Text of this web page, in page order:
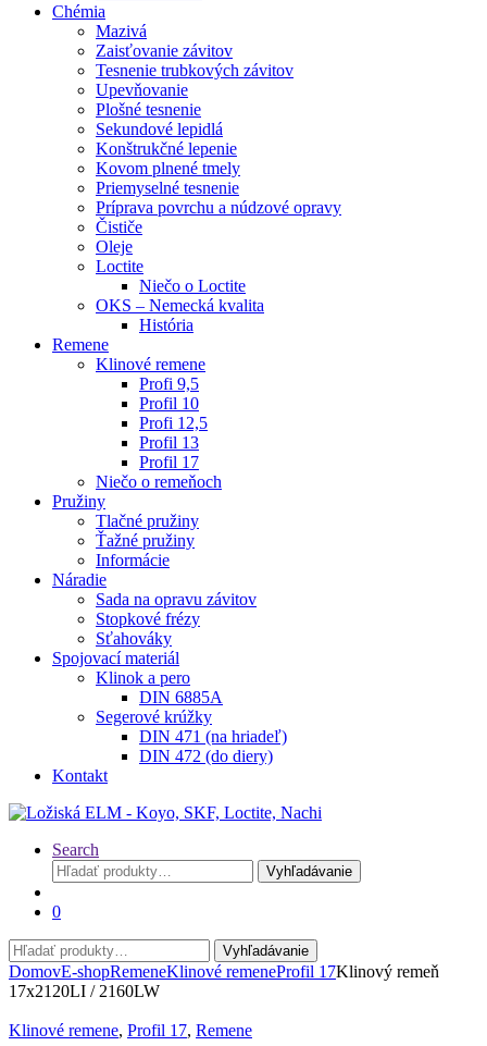
Chémia
Mazivá
Zaisťovanie závitov
Tesnenie trubkových závitov
Upevňovanie
Plošné tesnenie
Sekundové lepidlá
Konštrukčné lepenie
Kovom plnené tmely
Priemyselné tesnenie
Príprava povrchu a núdzové opravy
Čističe
Oleje
Loctite
Niečo o Loctite
OKS – Nemecká kvalita
História
Remene
Klinové remene
Profi 9,5
Profil 10
Profi 12,5
Profil 13
Profil 17
Niečo o remeňoch
Pružiny
Tlačné pružiny
Ťažné pružiny
Informácie
Náradie
Sada na opravu závitov
Stopkové frézy
Sťahováky
Spojovací materiál
Klinok a pero
DIN 6885A
Segerové krúžky
DIN 471 (na hriadeľ)
DIN 472 (do diery)
Kontakt
Search
Hľadať:
Vyhľadávanie
0
Hľadať:
Vyhľadávanie
DomovE-shopRemeneKlinové remeneProfil 17Klinový remeň
17x2120LI / 2160LW
Klinové remene, Profil 17, Remene